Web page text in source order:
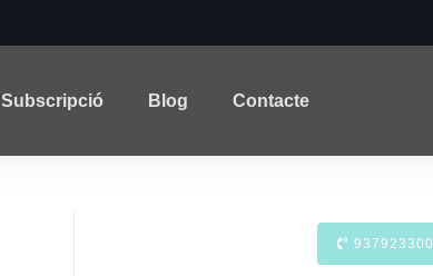
Subscripció Blog Contacte
937923300